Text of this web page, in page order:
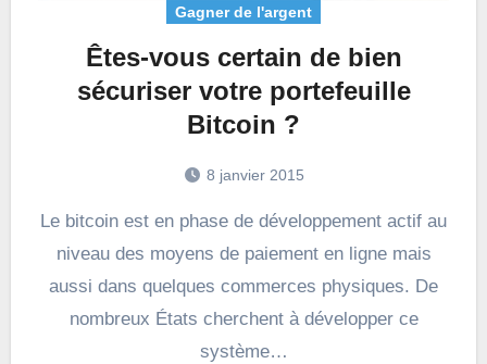
Gagner de l'argent
Êtes-vous certain de bien
sécuriser votre portefeuille
Bitcoin ?
8 janvier 2015
Le bitcoin est en phase de développement actif au
niveau des moyens de paiement en ligne mais
aussi dans quelques commerces physiques. De
nombreux États cherchent à développer ce
système…